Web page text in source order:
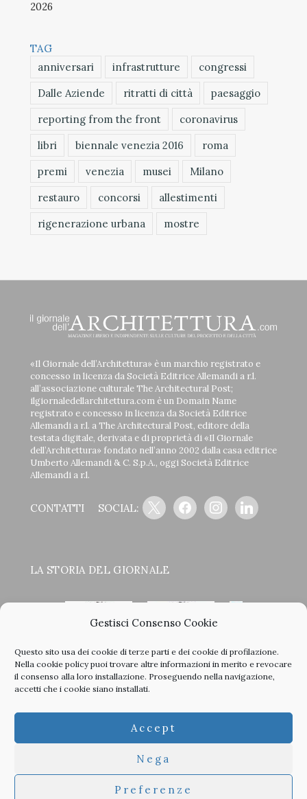
Gestisci Consenso Cookie
Questo sito usa dei cookie di terze parti e dei cookie di profilazione.
Nella cookie policypuoi trovare altre informazioni in merito e revocare
il consenso alla loro installazione. Proseguendo nella navigazione,
accetti che i cookie siano installati.
Accept
Nega
Preferenze
2026
TAG
anniversari
infrastrutture
congressi
Dalle Aziende
ritratti di città
paesaggio
reporting from the front
coronavirus
libri
biennale venezia 2016
roma
premi
venezia musei
Milano
restauro
concorsi
allestimenti
rigenerazione urbana
mostre
«Il Giornale dell’Architettura» è un marchio registrato e
concesso in licenza da Società Editrice Allemandi a r.l.
all’associazione culturale The Architectural Post;
ilgiornaledellarchitettura.com è un Domain Name
registrato e concesso in licenza da Società Editrice
Allemandi a r.l. a The Architectural Post, editore della
testata digitale, derivata e di proprietà di «Il Giornale
dell’Architettura» fondato nell’anno 2002 dalla casa editrice
Umberto Allemandi & C. S.p.A., oggi Società Editrice
Allemandi a r.l.
CONTATTI SOCIAL:
x facebookinstagramlinkedin
LA STORIA DEL GIORNALE
< >
tutti i nostri vecchi numeri in PDF.
© 2026 TheArchitecturalPost -Privacy -